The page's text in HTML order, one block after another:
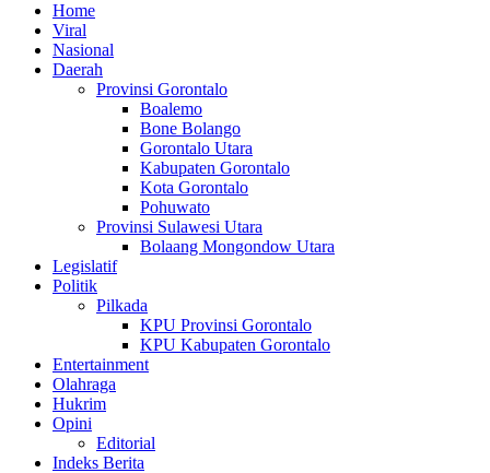
Home
Viral
Nasional
Daerah
Provinsi Gorontalo
Boalemo
Bone Bolango
Gorontalo Utara
Kabupaten Gorontalo
Kota Gorontalo
Pohuwato
Provinsi Sulawesi Utara
Bolaang Mongondow Utara
Legislatif
Politik
Pilkada
KPU Provinsi Gorontalo
KPU Kabupaten Gorontalo
Entertainment
Olahraga
Hukrim
Opini
Editorial
Indeks Berita